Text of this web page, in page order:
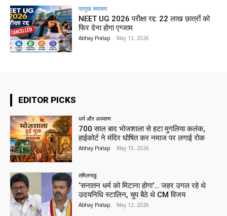
प्रमुख समाचार‎
NEET UG 2026 परीक्षा रद्द: 22 लाख छात्रों को
फिर देना होगा एग्जाम
Abhay Pratap - May 12, 2026
EDITOR PICKS
धर्म और अध्यात्म
700 साल बाद भोजशाला से हटा मुगलिया कलंक,
हाईकोर्ट ने मंदिर घोषित कर नमाज पर लगाई रोक
Abhay Pratap - May 15, 2026
तमिलनाडु
‘सनातन धर्म को मिटाना होगा’… जहर उगल रहे थे
उदयनिधि स्टालिन, चुप बैठे थे CM विजय
Abhay Pratap - May 12, 2026